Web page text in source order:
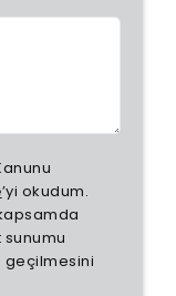
’yi okudum.
geçilmesini